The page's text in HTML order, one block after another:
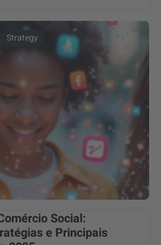
Strategy
Social:
e Principais